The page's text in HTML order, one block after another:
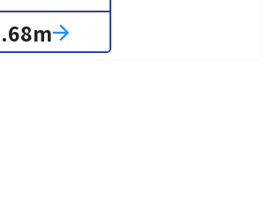
marrow_forward